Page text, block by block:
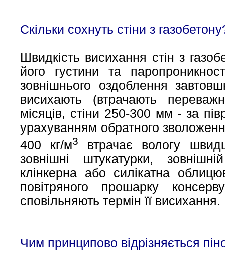
Скільки сохнуть стіни з
Швидкість висихання стін з
його густини та
зовнішнього оздоблення
висихають (втрачають
місяців, стіни 250-300 мм - за
урахуванням обратного
400 кг/м3
втрачає вологу
зовнішні штукатурки,
клінкерна або силікатна
повітряного прошарку
сповільняють термін її висихання.
Чим принципово відрізняється